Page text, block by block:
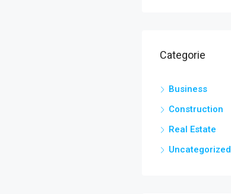
Categorie
Business
Construction
Real Estate
Uncategorized